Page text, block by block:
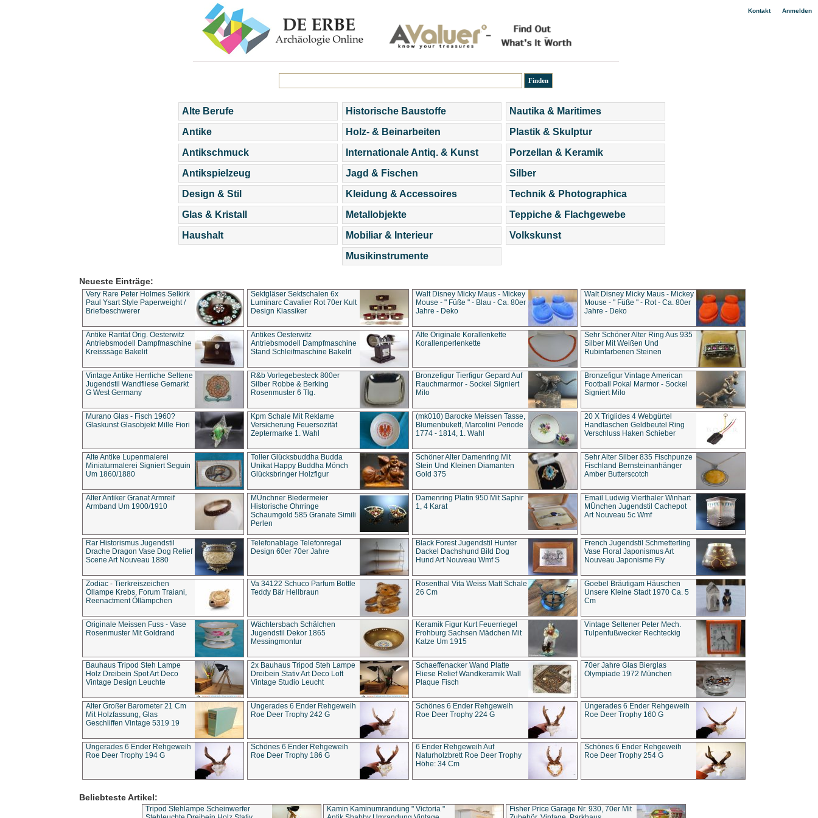
Kontakt| Anmelden
Alte Berufe
Antike
Antikschmuck
Antikspielzeug
Design & Stil
Glas & Kristall
Haushalt
Historische Baustoffe
Holz- & Beinarbeiten
Internationale Antiq. & Kunst
Jagd & Fischen
Kleidung & Accessoires
Metallobjekte
Mobiliar & Interieur
Musikinstrumente
Nautika & Maritimes
Plastik & Skulptur
Porzellan & Keramik
Silber
Technik & Photographica
Teppiche & Flachgewebe
Volkskunst
Neueste Einträge:
Very Rare Peter Holmes Selkirk
Paul Ysart Style Paperweight /
Briefbeschwerer
Sektgläser Sektschalen 6x
Luminarc Cavalier Rot 70er Kult
Design Klassiker
Walt Disney Micky Maus - Mickey
Mouse - " Füße " - Blau - Ca. 80er
Jahre - Deko
Walt Disney Micky Maus - Mickey
Mouse - " Füße " - Rot - Ca. 80er
Jahre - Deko
Antike Rarität Orig. Oesterwitz
Antriebsmodell Dampfmaschine
Kreisssäge Bakelit
Antikes Oesterwitz
Antriebsmodell Dampfmaschine
Stand Schleifmaschine Bakelit
Alte Originale Korallenkette
Korallenperlenkette
Sehr Schöner Alter Ring Aus 935
Silber Mit Weißen Und
Rubinfarbenen Steinen
Vintage Antike Herrliche Seltene
Jugendstil Wandfliese Gemarkt
G West Germany
R&b Vorlegebesteck 800er
Silber Robbe & Berking
Rosenmuster 6 Tlg.
Bronzefigur Tierfigur Gepard Auf
Rauchmarmor - Sockel Signiert
Milo
Bronzefigur Vintage American
Football Pokal Marmor - Sockel
Signiert Milo
Murano Glas - Fisch 1960?
Glaskunst Glasobjekt Mille Fiori
Kpm Schale Mit Reklame
Versicherung Feuersozität
Zeptermarke 1. Wahl
(mk010) Barocke Meissen Tasse,
Blumenbukett, Marcolini Periode
1774 - 1814, 1. Wahl
20 X Triglides 4 Webgürtel
Handtaschen Geldbeutel Ring
Verschluss Haken Schieber
Alte Antike Lupenmalerei
Miniaturmalerei Signiert Seguin
Um 1860/1880
Toller Glücksbuddha Budda
Unikat Happy Buddha Mönch
Glücksbringer Holzfigur
Schöner Alter Damenring Mit
Stein Und Kleinen Diamanten
Gold 375
Sehr Alter Silber 835 Fischpunze
Fischland Bernsteinanhänger
Amber Butterscotch
Alter Antiker Granat Armreif
Armband Um 1900/1910
MÜnchner Biedermeier
Historische Ohrringe
Schaumgold 585 Granate Simili
Perlen
Damenring Platin 950 Mit Saphir
1, 4 Karat
Email Ludwig Vierthaler Winhart
MÜnchen Jugendstil Cachepot
Art Nouveau 5c Wmf
Rar Historismus Jugendstil
Drache Dragon Vase Dog Relief
Scene Art Nouveau 1880
Telefonablage Telefonregal
Design 60er 70er Jahre
Black Forest Jugendstil Hunter
Dackel Dachshund Bild Dog
Hund Art Nouveau Wmf S
French Jugendstil Schmetterling
Vase Floral Japonismus Art
Nouveau Japonisme Fly
Zodiac - Tierkreiszeichen
Öllampe Krebs, Forum Traiani,
Reenactment Öllämpchen
Va 34122 Schuco Parfum Bottle
Teddy Bär Hellbraun
Rosenthal Vita Weiss Matt Schale
26 Cm
Goebel Bräutigam Häuschen
Unsere Kleine Stadt 1970 Ca. 5
Cm
Originale Meissen Fuss - Vase
Rosenmuster Mit Goldrand
Wächtersbach Schälchen
Jugendstil Dekor 1865
Messingmontur
Keramik Figur Kurt Feuerriegel
Frohburg Sachsen Mädchen Mit
Katze Um 1915
Vintage Seltener Peter Mech.
Tulpenfußwecker Rechteckig
Bauhaus Tripod Steh Lampe
Holz Dreibein Spot Art Deco
Vintage Design Leuchte
2x Bauhaus Tripod Steh Lampe
Dreibein Stativ Art Deco Loft
Vintage Studio Leucht
Schaeffenacker Wand Platte
Fliese Relief Wandkeramik Wall
Plaque Fisch
70er Jahre Glas Bierglas
Olympiade 1972 München
Alter Großer Barometer 21 Cm
Mit Holzfassung, Glas
Geschliffen Vintage 5319 19
Ungerades 6 Ender Rehgeweih
Roe Deer Trophy 242 G
Schönes 6 Ender Rehgeweih
Roe Deer Trophy 224 G
Ungerades 6 Ender Rehgeweih
Roe Deer Trophy 160 G
Ungerades 6 Ender Rehgeweih
Roe Deer Trophy 194 G
Schönes 6 Ender Rehgeweih
Roe Deer Trophy 186 G
6 Ender Rehgeweih Auf
Naturholzbrett Roe Deer Trophy
Höhe: 34 Cm
Schönes 6 Ender Rehgeweih
Roe Deer Trophy 254 G
Beliebteste Artikel:
Tripod Stehlampe Scheinwerfer
Kamin Kaminumrandung " Victoria "
Fisher Price Garage Nr. 930, 70er Mit